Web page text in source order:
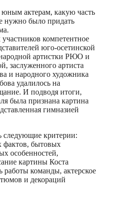
актерам, какую часть
нужно было придать
компетентное
юго-осетинской
артистки РЮО и
заслуженного артиста
и народного художника
удалилось на
И подводя итоги,
была признана картина
гимназией
следующие критерии:
фактов, бытовых
особенностей,
картины Коста
работы команды, актерское
и декораций